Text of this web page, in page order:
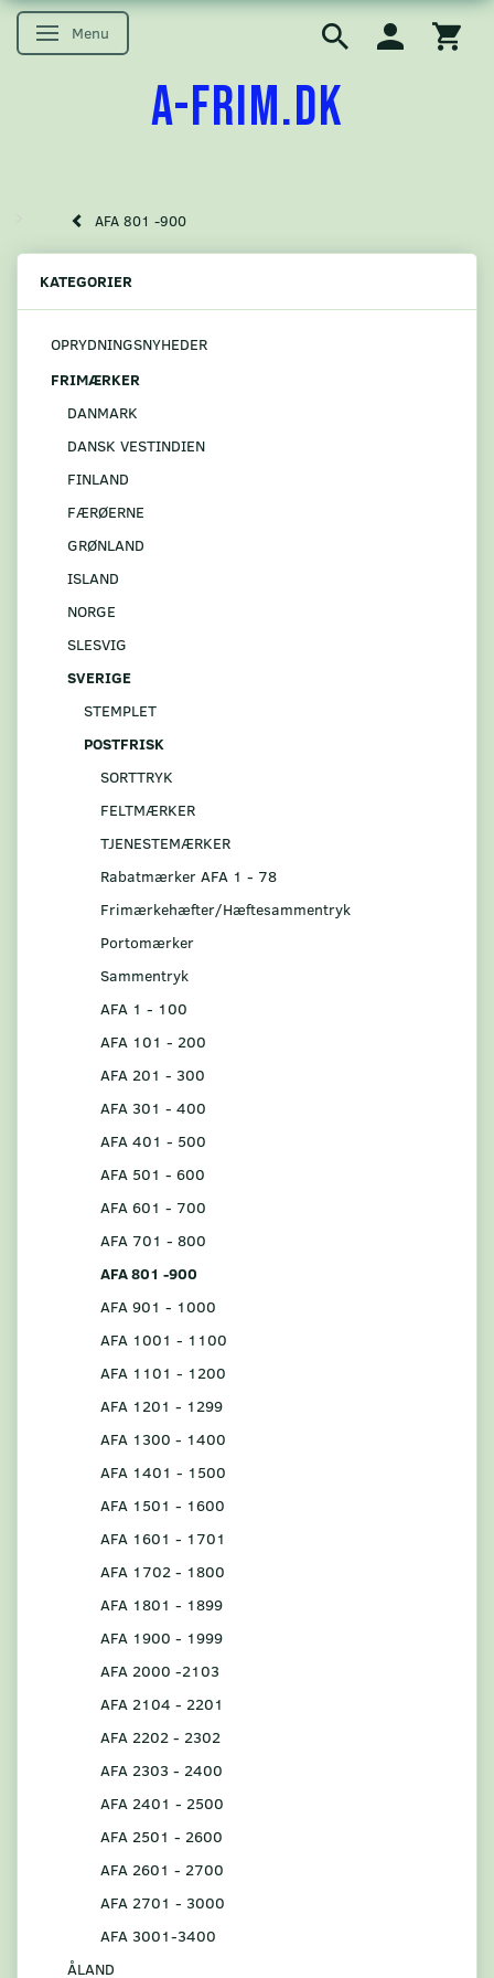
Skifte navigation
Menu
A-FRIM.DK
AFA 801 -900
KATEGORIER
OPRYDNINGSNYHEDER
FRIMÆRKER
DANMARK
DANSK VESTINDIEN
FINLAND
FÆRØERNE
GRØNLAND
ISLAND
NORGE
SLESVIG
SVERIGE
STEMPLET
POSTFRISK
SORTTRYK
FELTMÆRKER
TJENESTEMÆRKER
Rabatmærker AFA 1 - 78
Frimærkehæfter/Hæftesammentryk
Portomærker
Sammentryk
AFA 1 - 100
AFA 101 - 200
AFA 201 - 300
AFA 301 - 400
AFA 401 - 500
AFA 501 - 600
AFA 601 - 700
AFA 701 - 800
AFA 801 -900
AFA 901 - 1000
AFA 1001 - 1100
AFA 1101 - 1200
AFA 1201 - 1299
AFA 1300 - 1400
AFA 1401 - 1500
AFA 1501 - 1600
AFA 1601 - 1701
AFA 1702 - 1800
AFA 1801 - 1899
AFA 1900 - 1999
AFA 2000 -2103
AFA 2104 - 2201
AFA 2202 - 2302
AFA 2303 - 2400
AFA 2401 - 2500
AFA 2501 - 2600
AFA 2601 - 2700
AFA 2701 - 3000
AFA 3001-3400
ÅLAND